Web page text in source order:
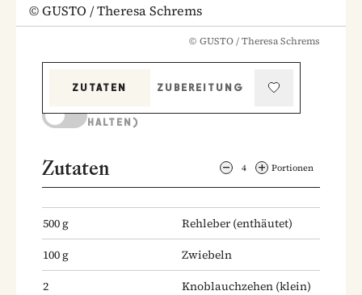
©GUSTO / Theresa Schrems
© GUSTO / Theresa Schrems
ZUTATEN
ZUBEREITUNG
HALTEN)
Zutaten 4 Portionen
500g Rehleber (enthäutet)
100g
Zwiebeln
2
Knoblauchzehen (klein)